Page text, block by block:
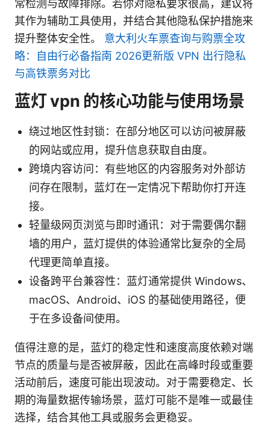
常检测与故障排除。若你对隐私要求很高，建议将
其作为辅助工具使用，并结合其他隐私保护措施来
提升整体安全性。 意大利火车票查询与购票全攻
略：自由行必备指南 2026更新版 VPN 出行隐私
与高铁票务对比
蓝灯 vpn 的核心功能与使用场景
绕过地区性封锁：在部分地区可以访问被屏蔽
的网站或应用，提升信息获取自由度。
跨境内容访问：有些地区的内容服务对外部访
问存在限制，蓝灯在一定情况下帮助你打开连
接。
轻量级网页浏览与即时通讯：对于需要偶尔翻
墙的用户，蓝灯提供的体验通常比复杂的全局
代理更简单直接。
设备跨平台兼容性：蓝灯通常提供 Windows、
macOS、Android、iOS 的基础使用路径，便
于在多设备间使用。
值得注意的是，蓝灯的稳定性和速度高度依赖对端
节点的质量与是否被屏蔽，因此在高峰时段或重要
活动前后，速度可能出现波动。对于需要稳定、长
期的海量数据传输场景，蓝灯可能不是唯一或最佳
选择，结合其他工具或服务会更稳妥。